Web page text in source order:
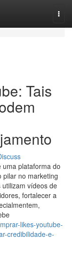
Tais
uma plataforma do
pilar no marketing
utilizam vídeos de
fortalecer a
likes-youtube-
credibilidade-e-